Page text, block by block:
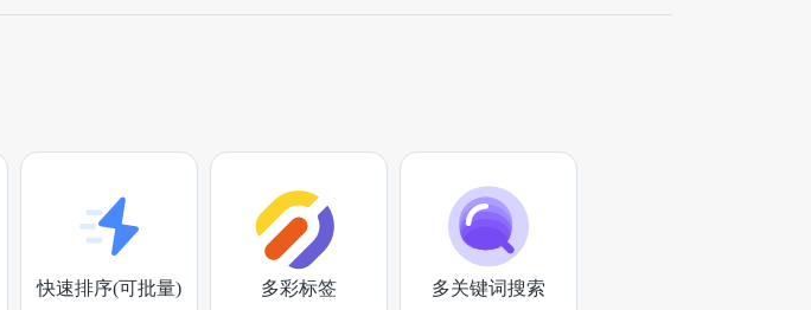
快速排序(可批量) 多彩标签 多关键词搜索